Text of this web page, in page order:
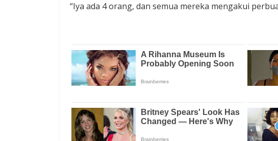
“Iya ada 4 orang, dan semua mereka mengakui